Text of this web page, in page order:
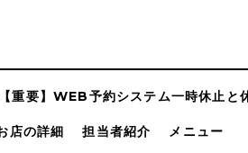
重要】WEB予約システム一時休止と
店の詳細 担当者紹介 メニュー